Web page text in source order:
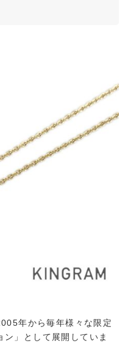
年から毎年様々な限定
」として展開していま